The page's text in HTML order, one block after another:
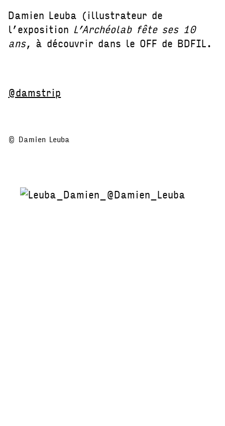
Damien Leuba (illustrateur de
l’exposition L’Archéolab fête ses 10
ans, à découvrir dans le OFF de BDFIL.
@damstrip
© Damien Leuba